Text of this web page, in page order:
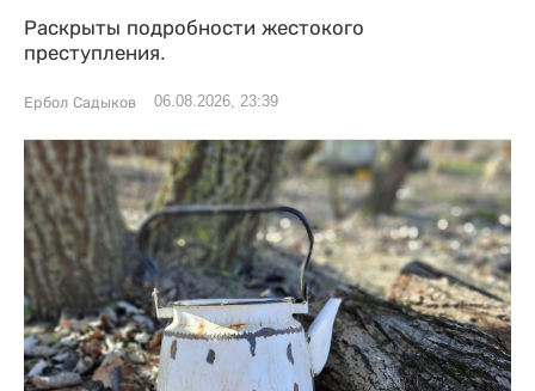
Раскрыты подробности жестокого
преступления.
Ербол Садыков 06.08.2026, 23:39